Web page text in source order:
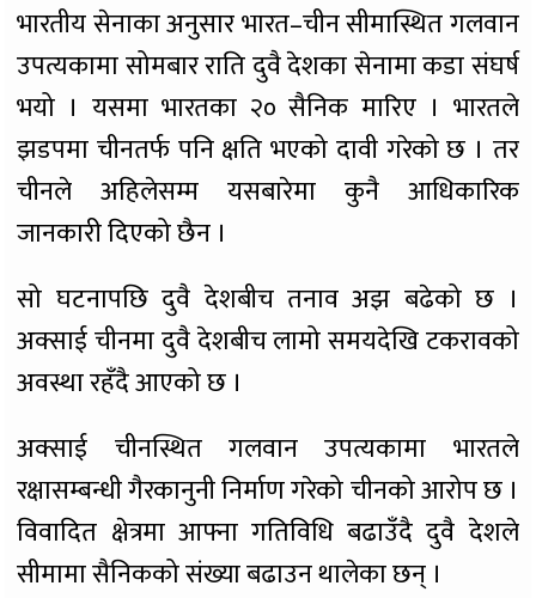
भारतीय सेनाका अनुसार भारत–चीन सीमास्थित गलवान
उपत्यकामा सोमबार राति दुवै देशका सेनामा कडा संघर्ष
भयो । यसमा भारतका २० सैनिक मारिए । भारतले
झडपमा चीनतर्फ पनि क्षति भएको दावी गरेको छ । तर
चीनले अहिलेसम्म यसबारेमा कुनै आधिकारिक
जानकारी दिएको छैन ।
सो घटनापछि दुवै देशबीच तनाव अझ बढेको छ ।
अक्साई चीनमा दुवै देशबीच लामो समयदेखि टकरावको
अवस्था रहँदै आएको छ ।
अक्साई चीनस्थित गलवान उपत्यकामा भारतले
रक्षासम्बन्धी गैरकानुनी निर्माण गरेको चीनको आरोप छ ।
विवादित क्षेत्रमा आफ्ना गतिविधि बढाउँदै दुवै देशले
सीमामा सैनिकको संख्या बढाउन थालेका छन् ।